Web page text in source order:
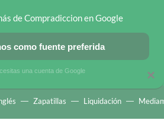
OFERTAS EN MÓVILES OFERTAS EN
Zapatillas Liquidación
×
de Compradiccion en Google
como fuente preferida
una cuenta de Google